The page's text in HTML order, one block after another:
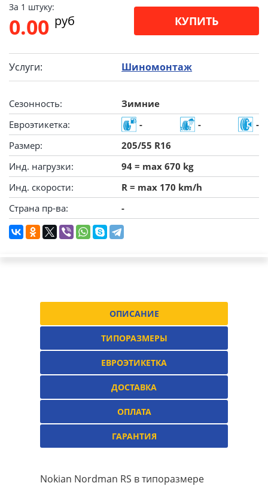
За 1 штуку:
0.00 pуб КУПИТЬ
Услуги: Шиномонтаж
Сезонность:
Зимние
Евроэтикетка:
- -
-
Размер:
205/55 R16
Инд. нагрузки:
94 = max 670 kg
Инд. скорости:
R = max 170 km/h
Страна пр-ва:
-
ОПИСАНИЕ
ТИПОРАЗМЕРЫ
ЕВРОЭТИКЕТКА
ДОСТАВКА
ОПЛАТА
ГАРАНТИЯ
Nokian Nordman RS в типоразмере